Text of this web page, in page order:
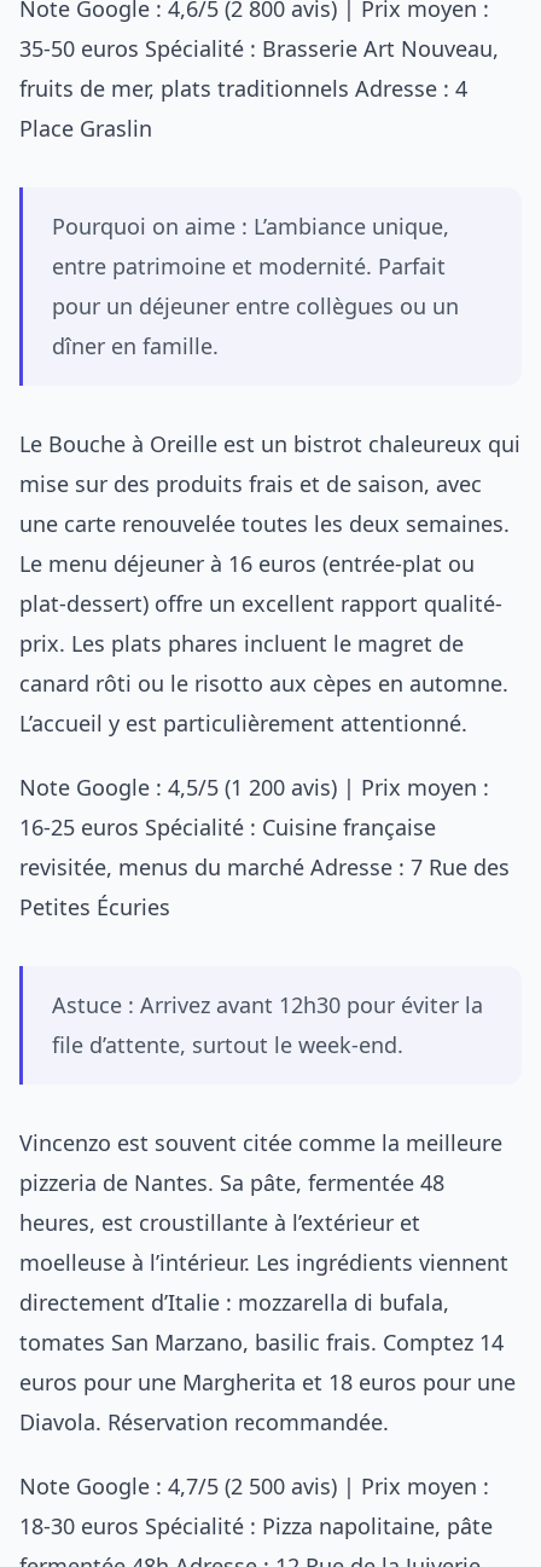
Note Google : 4,6/5 (2 800 avis) | Prix moyen :
35-50 euros Spécialité : Brasserie Art Nouveau,
fruits de mer, plats traditionnels Adresse : 4
Place Graslin
Pourquoi on aime : L’ambiance unique,
entre patrimoine et modernité. Parfait
pour un déjeuner entre collègues ou un
dîner en famille.
Le Bouche à Oreille est un bistrot chaleureux qui
mise sur des produits frais et de saison, avec
une carte renouvelée toutes les deux semaines.
Le menu déjeuner à 16 euros (entrée-plat ou
plat-dessert) offre un excellent rapport qualité-
prix. Les plats phares incluent le magret de
canard rôti ou le risotto aux cèpes en automne.
L’accueil y est particulièrement attentionné.
Note Google : 4,5/5 (1 200 avis) | Prix moyen :
16-25 euros Spécialité : Cuisine française
revisitée, menus du marché Adresse : 7 Rue des
Petites Écuries
Astuce : Arrivez avant 12h30 pour éviter la
file d’attente, surtout le week-end.
Vincenzo est souvent citée comme la meilleure
pizzeria de Nantes. Sa pâte, fermentée 48
heures, est croustillante à l’extérieur et
moelleuse à l’intérieur. Les ingrédients viennent
directement d’Italie : mozzarella di bufala,
tomates San Marzano, basilic frais. Comptez 14
euros pour une Margherita et 18 euros pour une
Diavola. Réservation recommandée.
Note Google : 4,7/5 (2 500 avis) | Prix moyen :
18-30 euros Spécialité : Pizza napolitaine, pâte